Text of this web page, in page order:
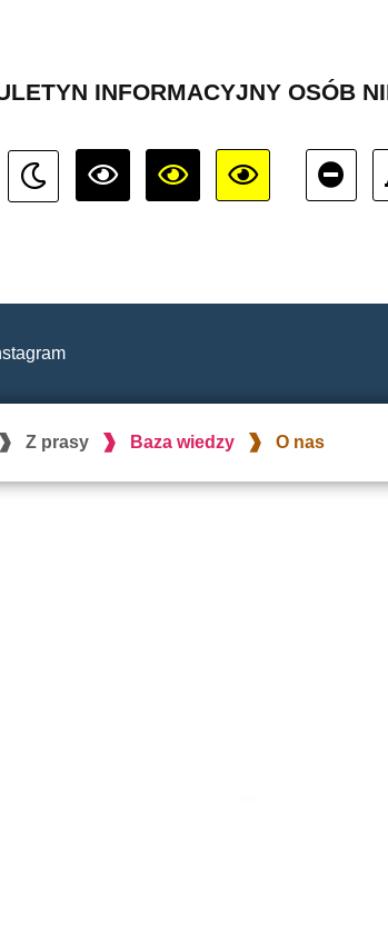
INFORMACYJNY OSÓB
Z prasy Baza wiedzy O nas